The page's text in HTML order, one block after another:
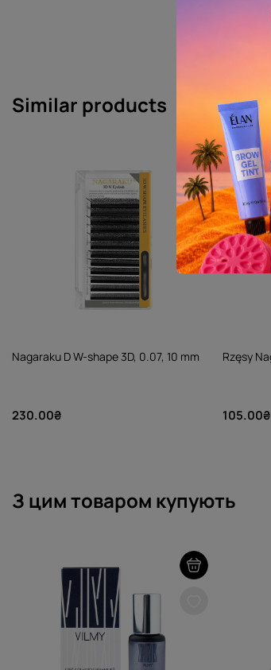
Similar products
Nagaraku D W-shape 3D, 0.07, 10 mm
230.00₴
Rzęsy
105.00₴
З цим товаром купують